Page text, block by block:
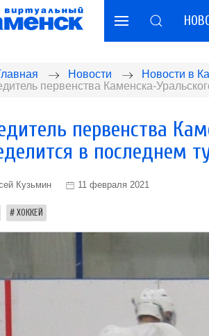
Новости
Новости в
первенства Каменска-
первенства
в последнем
Кузьмин 11 февраля 2021
ХОККЕЙ